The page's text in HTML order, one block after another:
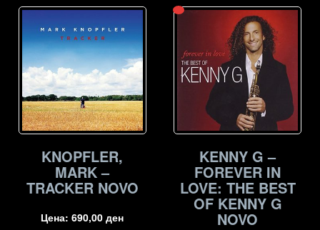
KNOPFLER,
MARK –
TRACKER NOVO
Цена:690,00ден
KENNY G –
FOREVER IN
LOVE: THE BEST
OF KENNY G
NOVO